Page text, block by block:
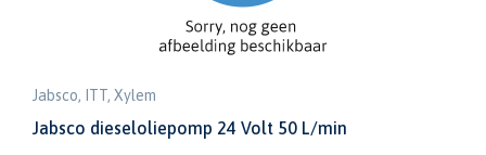
Jabsco, ITT, Xylem
Jabsco dieseloliepomp 24 Volt 50 L/min